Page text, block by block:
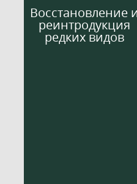
Восстановление
реинтродукция
редких видов